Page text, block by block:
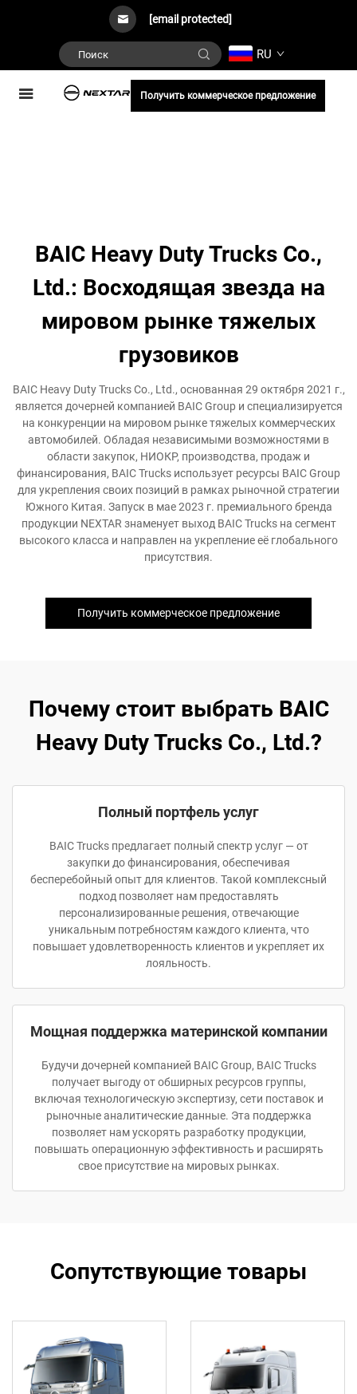
[email protected]
RU
Получить коммерческое предложение
BAIC Heavy Duty Trucks Co.,
Ltd.: Восходящая звезда на
мировом рынке тяжелых
грузовиков
BAIC Heavy Duty Trucks Co., Ltd., основанная 29 октября 2021 г.,
является дочерней компанией BAIC Group и специализируется
на конкуренции на мировом рынке тяжелых коммерческих
автомобилей. Обладая независимыми возможностями в
области закупок, НИОКР, производства, продаж и
финансирования, BAIC Trucks использует ресурсы BAIC Group
для укрепления своих позиций в рамках рыночной стратегии
Южного Китая. Запуск в мае 2023 г. премиального бренда
продукции NEXTAR знаменует выход BAIC Trucks на сегмент
высокого класса и направлен на укрепление её глобального
присутствия.
Получить коммерческое предложение
Почему стоит выбрать BAIC
Heavy Duty Trucks Co., Ltd.?
Полный портфель услуг
BAIC Trucks предлагает полный спектр услуг — от
закупки до финансирования, обеспечивая
бесперебойный опыт для клиентов. Такой комплексный
подход позволяет нам предоставлять
персонализированные решения, отвечающие
уникальным потребностям каждого клиента, что
повышает удовлетворенность клиентов и укрепляет их
лояльность.
Мощная поддержка материнской компании
Будучи дочерней компанией BAIC Group, BAIC Trucks
получает выгоду от обширных ресурсов группы,
включая технологическую экспертизу, сети поставок и
рыночные аналитические данные. Эта поддержка
позволяет нам ускорять разработку продукции,
повышать операционную эффективность и расширять
свое присутствие на мировых рынках.
Сопутствующие товары